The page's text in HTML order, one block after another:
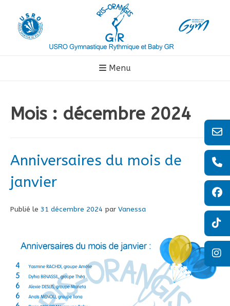
contenu
Menu
Mois : décembre 2024
Anniversaires du mois de
janvier
Publié le 31 décembre 2024 par Vanessa